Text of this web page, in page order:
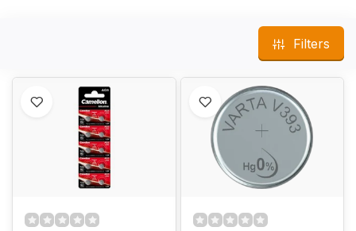
Filters